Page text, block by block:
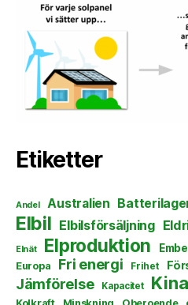
Etiketter
Andel Australien
Elbil Elbilsförsäljning
Elnät Elproduktion
Europa Fri energi Frihet
Jämförelse Kapacitet Kina
Kolkraft Minskning Oberoende